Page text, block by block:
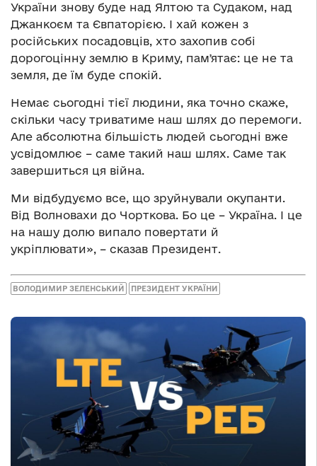
України знову буде над Ялтою та Судаком, над
Джанкоєм та Євпаторією. І хай кожен з
російських посадовців, хто захопив собі
дорогоцінну землю в Криму, памʼятає: це не та
земля, де їм буде спокій.
Немає сьогодні тієї людини, яка точно скаже,
скільки часу триватиме наш шлях до перемоги.
Але абсолютна більшість людей сьогодні вже
усвідомлює – саме такий наш шлях. Саме так
завершиться ця війна.
Ми відбудуємо все, що зруйнували окупанти.
Від Волновахи до Чорткова. Бо це – Україна. І це
на нашу долю випало повертати й
укріплювати», – сказав Президент.
ВОЛОДИМИР ЗЕЛЕНСЬКИЙ ПРЕЗИДЕНТ УКРАЇНИ